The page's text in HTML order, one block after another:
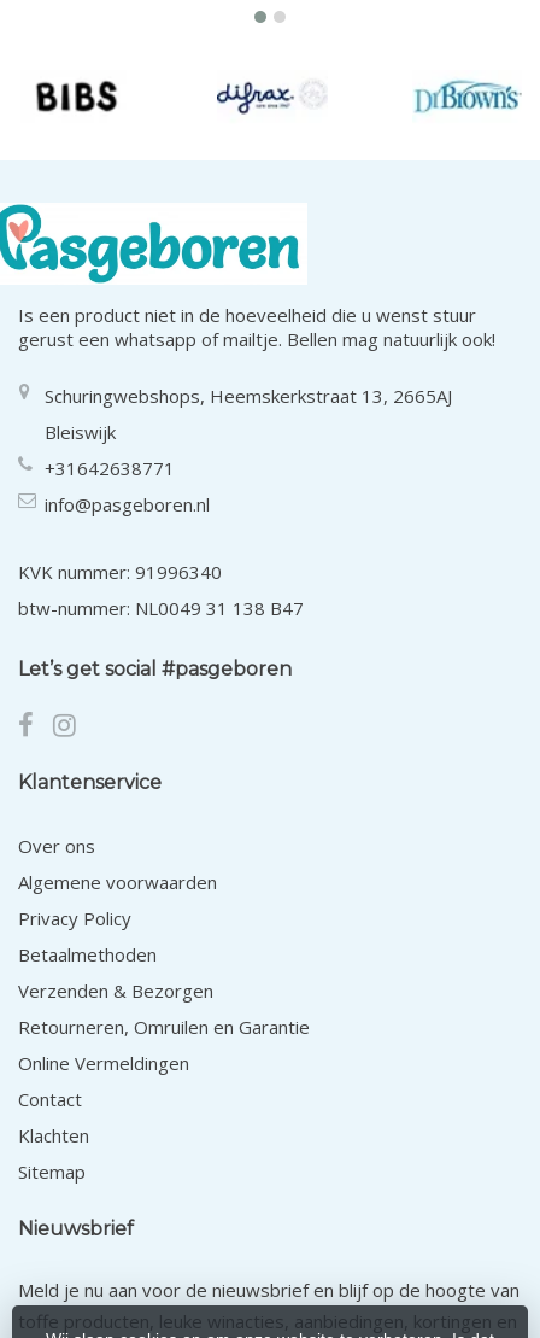
Is een product niet in de hoeveelheid die u wenst stuur
gerust een whatsapp of mailtje. Bellen mag natuurlijk ook!
Schuringwebshops, Heemskerkstraat 13, 2665AJ
Bleiswijk
+31642638771
info@pasgeboren.nl
KVK nummer: 91996340
btw-nummer: NL0049 31 138 B47
Let’s get social #pasgeboren
Klantenservice
Over ons
Algemene voorwaarden
Privacy Policy
Betaalmethoden
Verzenden & Bezorgen
Retourneren, Omruilen en Garantie
Online Vermeldingen
Contact
Klachten
Sitemap
Nieuwsbrief
Meld je nu aan voor de nieuwsbrief en blijf op de hoogte van
toffe producten, leuke winacties, aanbiedingen, kortingen en